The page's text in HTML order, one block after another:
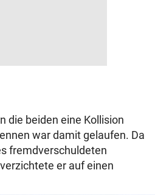
die beiden eine Kollision
war damit gelaufen. Da
fremdverschuldeten
er auf einen